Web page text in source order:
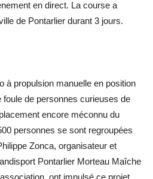
en direct. La course a
de Pontarlier durant 3 jours.
à propulsion manuelle en position
de personnes curieuses de
encore méconnu du
personnes se sont regroupées
Zonca, organisateur et
Pontarlier Morteau Maîche
ont impulsé ce projet